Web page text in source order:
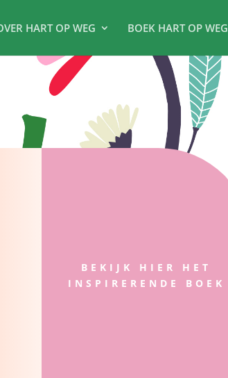
HART OP WEG BOEK HART OP WEG
BEKIJK HIER HET
INSPIRERENDE BOEK